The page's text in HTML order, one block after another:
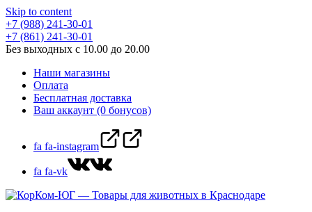
Skip to content
+7 (988) 241-30-01
+7 (861) 241-30-01
Без выходных с 10.00 до 20.00
Наши магазины
Оплата
Бесплатная доставка
Ваш аккаунт (0 бонусов)
fa fa-instagram
fa fa-vk